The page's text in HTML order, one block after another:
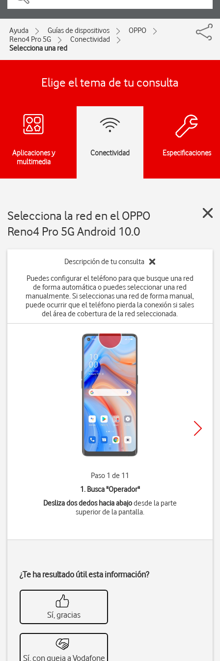
Ayuda Guías de dispositivos
OPPO
Reno4 Pro 5G
Conectividad
Selecciona una red
Elige el tema de tu consulta
Aplicaciones y
multimedia
Conectividad Especificaciones
Selecciona la red en el OPPO
Reno4 Pro 5G Android 10.0
Descripción de tu consulta
Puedes configurar el teléfono para que busque una red
de forma automática o puedes seleccionar una red
manualmente. Si seleccionas una red de forma manual,
puede ocurrir que el teléfono pierda la conexión si sales
del área de cobertura de la red seleccionada.
Paso 1 de 11
1. Busca "Operador"
Desliza dos dedos hacia abajodesde la parte
superior de la pantalla.
¿Te ha resultado útil esta información?
Sí, gracias
Sí, con queja a Vodafone